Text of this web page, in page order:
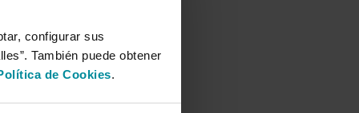
configurar sus
También puede obtener
de Cookies.